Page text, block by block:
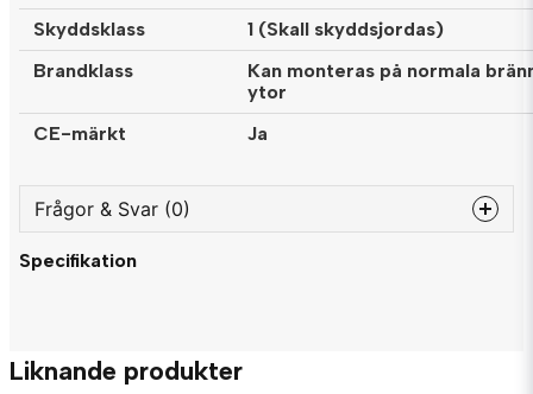
Skyddsklass
1 (Skall skyddsjordas)
Brandklass
Kan monteras på normala
ytor
CE-märkt
Ja
Frågor & Svar (0)
question
Specifikation
Liknande produkter